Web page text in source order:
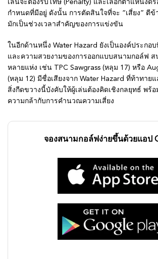
เล่นจะต้องรับโทษ (Penalty) และเลือกตำแหน่งด
กำหนดที่มีอยู่ ดังนั้น การตัดสินใจที่จะ “เสี่ยง” ตีข้
มักเป็นช่วงเวลาสำคัญของการแข่งขัน
ในอีกด้านหนึ่ง Water Hazard ยังเป็นองค์ประกอ
และความสวยงามของการออกแบบสนามกอล์ฟ
หลายแห่ง เช่น TPC Sawgrass (หลุม 17) หรือ
(หลุม 12) มีชื่อเสียงจาก Water Hazard ที่ท้าทาย
สิ่งกีดขวางนี้บังคับให้ผู้เล่นต้องคิดเชิงกลยุทธ์ พร้อ
ความกล้ากับการคำนวณความเสี่ยง
จองสนามกอล์ฟง่ายขึ้นด้วยแอป